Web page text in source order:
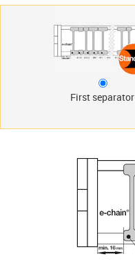
First separator